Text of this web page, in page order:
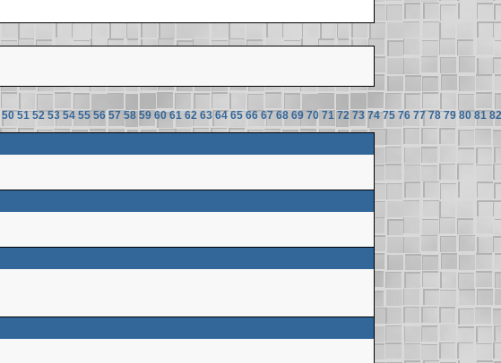
50 51 52 53 54 55 56 57 58 59 60 61 62 63 64 65 66 67 68 69 70 71 72 73 74 75 76 77 78 79 80 81 82